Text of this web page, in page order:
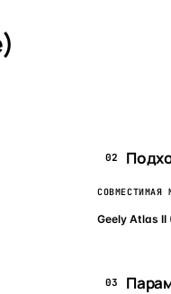
02
СОВМЕСТИМАЯ
Geely Atlas
03